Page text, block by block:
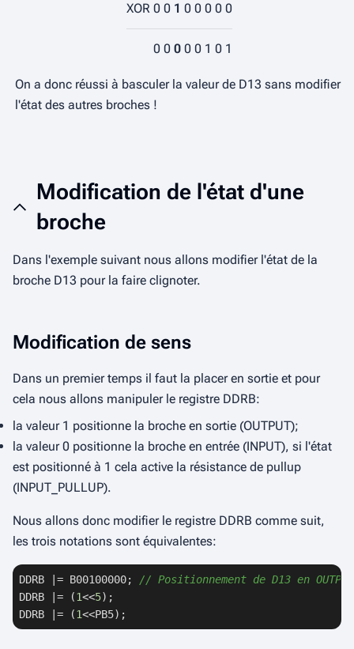
XOR 0 0 1 0 0 0 0 0
0 0 0 0 0 1 0 1
On a donc réussi à basculer la valeur de D13 sans modifier
l'état des autres broches !
Modification de l'état d'une
broche
Dans l'exemple suivant nous allons modifier l'état de la
broche D13 pour la faire clignoter.
Modification de sens
Dans un premier temps il faut la placer en sortie et pour
cela nous allons manipuler le registre DDRB:
la valeur 1 positionne la broche en sortie (OUTPUT);
la valeur0 positionne la broche en entrée (INPUT), si l'état
est positionné à 1 cela active la résistance de pullup
(INPUT_PULLUP).
Nous allons donc modifier le registre DDRB comme suit,
les trois notations sont équivalentes:
DDRB |= B00100000; // Positionnement de D13 en OUTPUT
DDRB |= (1<<5);
DDRB |= (1<<PB5);